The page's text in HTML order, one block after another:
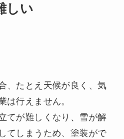
しい
、たとえ天候が良く、気
は行えません。
てが難しくなり、雪が解
てしまうため、塗装がで